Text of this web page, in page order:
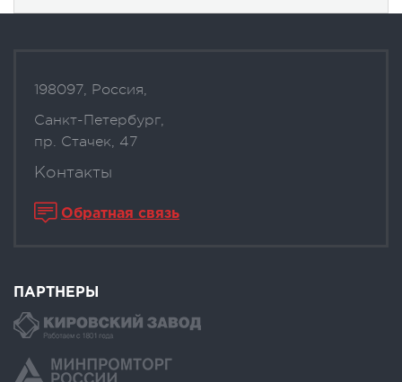
198097, Россия,
Санкт-Петербург,
пр. Стачек, 47
Контакты
Обратная связь
ПАРТНЕРЫ